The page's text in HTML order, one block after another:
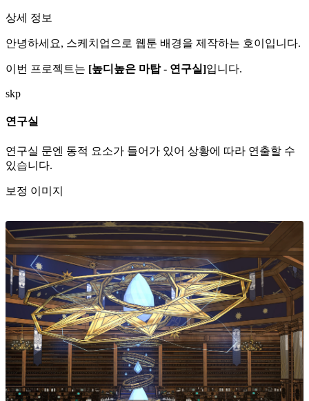
상세 정보
안녕하세요, 스케치업으로 웹툰 배경을 제작하는 호이입니다.
이번 프로젝트는 [높디높은 마탑 - 연구실]입니다.
skp
연구실
연구실 문엔 동적 요소가 들어가 있어 상황에 따라 연출할 수
있습니다.
보정 이미지